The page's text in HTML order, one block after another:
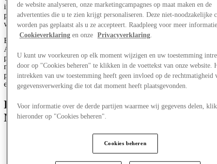
initiatives that recognised the achievements of women, provided
platforms to nurture young female talent and deepened connections
with local community groups and charity partners.
Events across the portfolio are championed by our Gender Equity in
Action affinity group and form part of
programme that sets out how we will drive real change by
minimising our negative impact on the planet, maximising our
positive impact in the communities where we operate and
embedding sustainability into every aspect of our business.
Discover International Women’s Day at
McArthurGlen
de website analyseren, onze marketingcampagnes op maat maken en de
advertenties die u te zien krijgt personaliseren. Deze niet-noodzakelijke
worden pas geplaatst als u ze accepteert. Raadpleeg voor meer
Cookieverklaring en onze Privacyverklaring
U kunt uw voorkeuren op elk moment wijzigen en uw toestemming
door op "Cookies beheren" te klikken in de voettekst van onze website.
intrekken van uw toestemming heeft geen invloed op de rechtmatigheid
gegevensverwerking die tot dat moment heeft plaatsgevonden.
Voor informatie over de derde partijen waarmee wij gegevens delen,
hieronder op "Cookies beheren".
Cookies beheren